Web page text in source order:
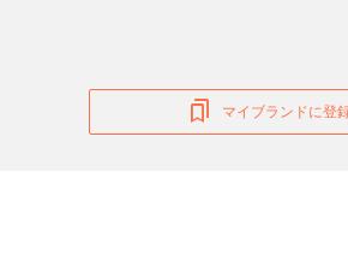
マイブランドに登